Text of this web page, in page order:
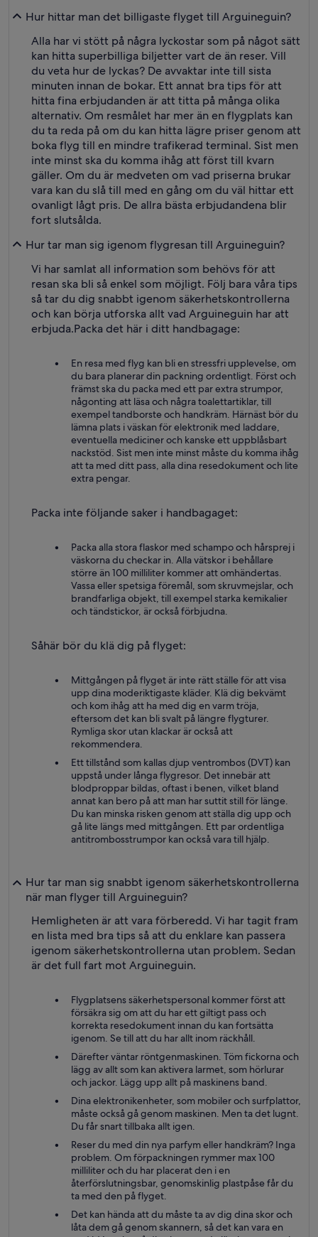
Hur hittar man det billigaste flyget till Arguineguin?
Alla har vi stött på några lyckostar som på något sätt
kan hitta superbilliga biljetter vart de än reser. Vill
du veta hur de lyckas? De avvaktar inte till sista
minuten innan de bokar. Ett annat bra tips för att
hitta fina erbjudanden är att titta på många olika
alternativ. Om resmålet har mer än en flygplats kan
du ta reda på om du kan hitta lägre priser genom att
boka flyg till en mindre trafikerad terminal. Sist men
inte minst ska du komma ihåg att först till kvarn
gäller. Om du är medveten om vad priserna brukar
vara kan du slå till med en gång om du väl hittar ett
ovanligt lågt pris. De allra bästa erbjudandena blir
fort slutsålda.
Hur tar man sig igenom flygresan till Arguineguin?
Vi har samlat all information som behövs för att
resan ska bli så enkel som möjligt. Följ bara våra tips
så tar du dig snabbt igenom säkerhetskontrollerna
och kan börja utforska allt vad Arguineguin har att
erbjuda.Packa det här i ditt handbagage:
En resa med flyg kan bli en stressfri upplevelse, om
du bara planerar din packning ordentligt. Först och
främst ska du packa med ett par extra strumpor,
någonting att läsa och några toalettartiklar, till
exempel tandborste och handkräm. Härnäst bör du
lämna plats i väskan för elektronik med laddare,
eventuella mediciner och kanske ett uppblåsbart
nackstöd. Sist men inte minst måste du komma ihåg
att ta med ditt pass, alla dina resedokument och lite
extra pengar.
Packa inte följande saker i handbagaget:
Packa alla stora flaskor med schampo och hårsprej i
väskorna du checkar in. Alla vätskor i behållare
större än 100 milliliter kommer att omhändertas.
Vassa eller spetsiga föremål, som skruvmejslar, och
brandfarliga objekt, till exempel starka kemikalier
och tändstickor, är också förbjudna.
Såhär bör du klä dig på flyget:
Mittgången på flyget är inte rätt ställe för att visa
upp dina moderiktigaste kläder. Klä dig bekvämt
och kom ihåg att ha med dig en varm tröja,
eftersom det kan bli svalt på längre flygturer.
Rymliga skor utan klackar är också att
rekommendera.
Ett tillstånd som kallas djup ventrombos (DVT) kan
uppstå under långa flygresor. Det innebär att
blodproppar bildas, oftast i benen, vilket bland
annat kan bero på att man har suttit still för länge.
Du kan minska risken genom att ställa dig upp och
gå lite längs med mittgången. Ett par ordentliga
antitrombosstrumpor kan också vara till hjälp.
Hur tar man sig snabbt igenom säkerhetskontrollerna
när man flyger till Arguineguin?
Hemligheten är att vara förberedd. Vi har tagit fram
en lista med bra tips så att du enklare kan passera
igenom säkerhetskontrollerna utan problem. Sedan
är det full fart mot Arguineguin.
Flygplatsens säkerhetspersonal kommer först att
försäkra sig om att du har ett giltigt pass och
korrekta resedokument innan du kan fortsätta
igenom. Se till att du har allt inom räckhåll.
Därefter väntar röntgenmaskinen. Töm fickorna och
lägg av allt som kan aktivera larmet, som hörlurar
och jackor. Lägg upp allt på maskinens band.
Dina elektronikenheter, som mobiler och surfplattor,
måste också gå genom maskinen. Men ta det lugnt.
Du får snart tillbaka allt igen.
Reser du med din nya parfym eller handkräm? Inga
problem. Om förpackningen rymmer max 100
milliliter och du har placerat den i en
återförslutningsbar, genomskinlig plastpåse får du
ta med den på flyget.
Det kan hända att du måste ta av dig dina skor och
låta dem gå genom skannern, så det kan vara en